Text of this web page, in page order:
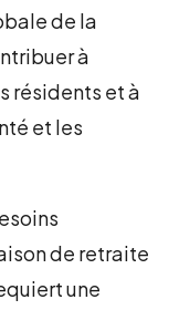
de la
à
résidents et à
et les
de retraite
une